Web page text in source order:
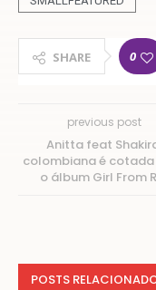
SHARE 0
previous post
Anitta feat
colombiana é
o álbum Girl From
POSTS